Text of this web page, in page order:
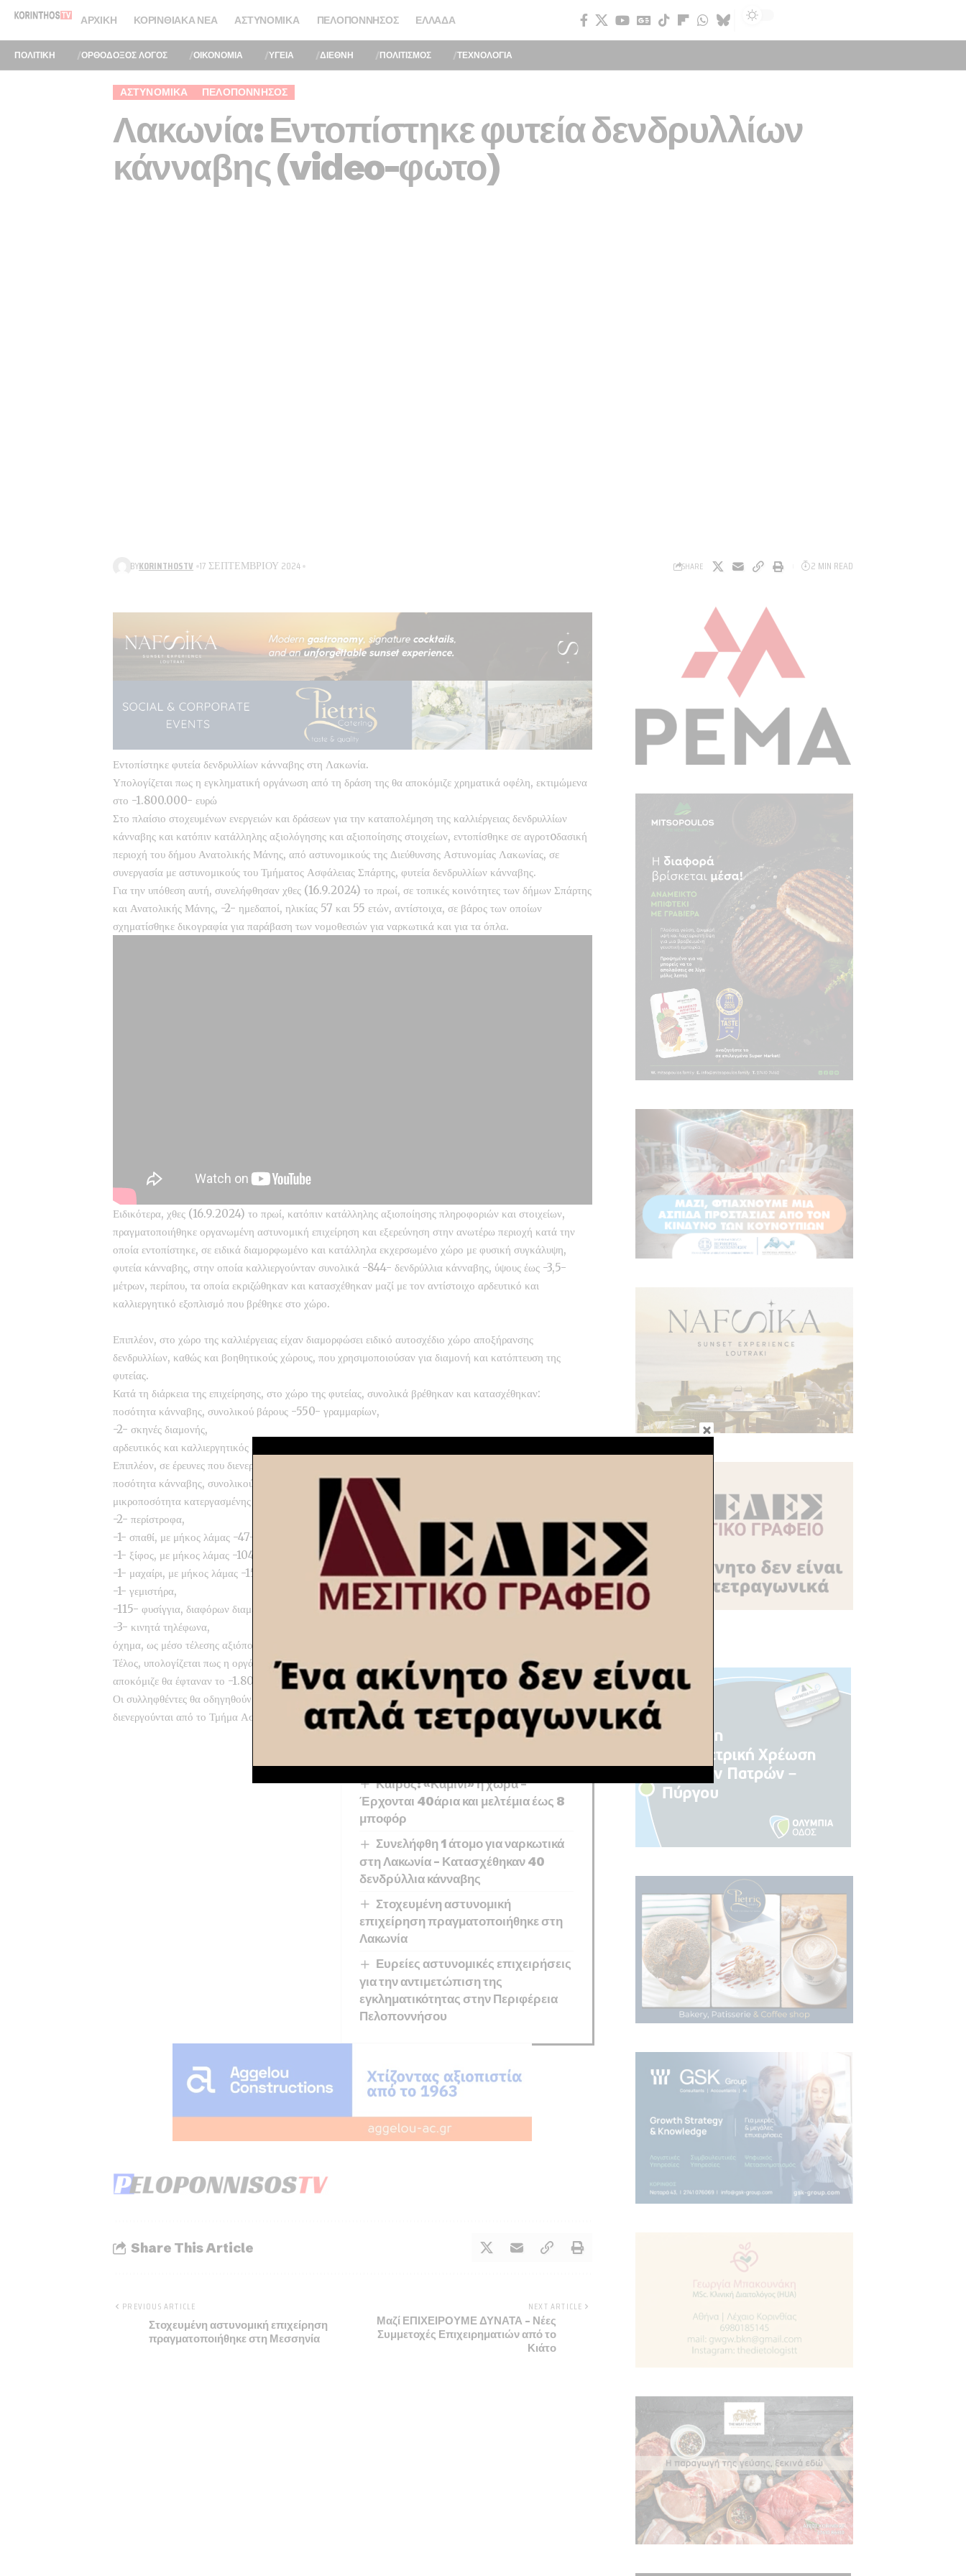
ΑΡΧΙΚΉ ΚΟΡΙΝΘΙΑΚΆ ΝΈΑ ΑΣΤΥΝΟΜΙΚΆ ΠΕΛΟΠΌΝΝΗΣΟΣ ΕΛΛΆΔΑ
ΠΟΛΙΤΙΚΗ ΟΡΘΟΔΟΞΟΣ ΛΟΓΟΣ ΟΙΚΟΝΟΜΙΑ ΥΓΕΙΑ ΔΙΕΘΝΗ ΠΟΛΙΤΙΣΜΟΣ ΤΕΧΝΟΛΟΓΙΑ
ΑΣΤΥΝΟΜΙΚΆ ΠΕΛΟΠΌΝΝΗΣΟΣ
Λακωνία: Εντοπίστηκε φυτεία δενδρυλλίων
κάνναβης (video-φωτο)
BYKORINTHOSTV 17 ΣΕΠΤΕΜΒΡΊΟΥ 2024 SHARE 2 MIN READ
Εντοπίστηκε φυτεία δενδρυλλίων κάνναβης στη Λακωνία.
Υπολογίζεται πως η εγκληματική οργάνωση από τη δράση της θα αποκόμιζε χρηματικά οφέλη, εκτιμώμενα
στο -1.800.000- ευρώ
Στο πλαίσιο στοχευμένων ενεργειών και δράσεων για την καταπολέμηση της καλλιέργειας δενδρυλλίων
κάνναβης και κατόπιν κατάλληλης αξιολόγησης και αξιοποίησης στοιχείων, εντοπίσθηκε σε αγροτoδασική
περιοχή του δήμου Ανατολικής Μάνης, από αστυνομικούς της Διεύθυνσης Αστυνομίας Λακωνίας, σε
συνεργασία με αστυνομικούς του Τμήματος Ασφάλειας Σπάρτης, φυτεία δενδρυλλίων κάνναβης.
Για την υπόθεση αυτή, συνελήφθησαν χθες (16.9.2024) το πρωί, σε τοπικές κοινότητες των δήμων Σπάρτης
και Ανατολικής Μάνης, -2- ημεδαποί, ηλικίας 57 και 55 ετών, αντίστοιχα, σε βάρος των οποίων
σχηματίσθηκε δικογραφία για παράβαση των νομοθεσιών για ναρκωτικά και για τα όπλα.
Ειδικότερα, χθες (16.9.2024) το πρωί, κατόπιν κατάλληλης αξιοποίησης πληροφοριών και στοιχείων,
πραγματοποιήθηκε οργανωμένη αστυνομική επιχείρηση και εξερεύνηση στην ανωτέρω περιοχή κατά την
οποία εντοπίστηκε, σε ειδικά διαμορφωμένο και κατάλληλα εκχερσωμένο χώρο με φυσική συγκάλυψη,
φυτεία κάνναβης, στην οποία καλλιεργούνταν συνολικά -844- δενδρύλλια κάνναβης, ύψους έως -3,5-
μέτρων, περίπου, τα οποία εκριζώθηκαν και κατασχέθηκαν μαζί με τον αντίστοιχο αρδευτικό και
καλλιεργητικό εξοπλισμό που βρέθηκε στο χώρο.
Επιπλέον, στο χώρο της καλλιέργειας είχαν διαμορφώσει ειδικό αυτοσχέδιο χώρο αποξήρανσης
δενδρυλλίων, καθώς και βοηθητικούς χώρους, που χρησιμοποιούσαν για διαμονή και κατόπτευση της
φυτείας.
Κατά τη διάρκεια της επιχείρησης, στο χώρο της φυτείας, συνολικά βρέθηκαν και κατασχέθηκαν:
ποσότητα κάνναβης, συνολικού βάρους -550- γραμμαρίων,
-2- σκηνές διαμονής,
αρδευτικός και καλλιεργητικός εξοπλισμός (λάστιχα, λιπάσματα κ.ά.).
Επιπλέον, σε έρευνες που διενεργήθηκαν στις οικίες των συλληφθέντων, βρέθηκαν και κατασχέθηκαν:
ποσότητα κάνναβης, συνολικού βάρους -34,3- γραμμαρίων,
μικροποσότητα κατεργασμένης κάνναβης τύπου «σοκολάτα»,
-2- περίστροφα,
-1- σπαθί, με μήκος λάμας -47- εκατοστών,
-1- ξίφος, με μήκος λάμας -104- εκατοστών,
-1- μαχαίρι, με μήκος λάμας -15- εκατοστών,
-1- γεμιστήρα,
-115- φυσίγγια, διαφόρων διαμετρημάτων,
-3- κινητά τηλέφωνα,
όχημα, ως μέσο τέλεσης αξιόποινων πράξεων.
Τέλος, υπολογίζεται πως η οργάνωση από την εγκληματική της δράση τα προσδοκώμενα κέρδη που θα
αποκόμιζε θα έφταναν το -1.800.000- ευρώ.
Οι συλληφθέντες θα οδηγηθούν αρμοδίως, ενώ η αστυνομική έρευνα και το προανακριτικό έργο,
διενεργούνται από το Τμήμα Ασφαλείας Σπάρτης.
Καιρός: «Καμίνι» η χώρα –
Έρχονται 40άρια και μελτέμια έως 8
μποφόρ
Συνελήφθη 1 άτομο για ναρκωτικά
στη Λακωνία – Κατασχέθηκαν 40
δενδρύλλια κάνναβης
Στοχευμένη αστυνομική
επιχείρηση πραγματοποιήθηκε στη
Λακωνία
Ευρείες αστυνομικές επιχειρήσεις
για την αντιμετώπιση της
εγκληματικότητας στην Περιφέρεια
Πελοποννήσου
Share This Article
PREVIOUS ARTICLE
Στοχευμένη αστυνομική επιχείρηση
πραγματοποιήθηκε στη Μεσσηνία
NEXT ARTICLE
Μαζί ΕΠΙΧΕΙΡΟΥΜΕ ΔΥΝΑΤΑ – Νέες
Συμμετοχές Επιχειρηματιών από το
Κιάτο